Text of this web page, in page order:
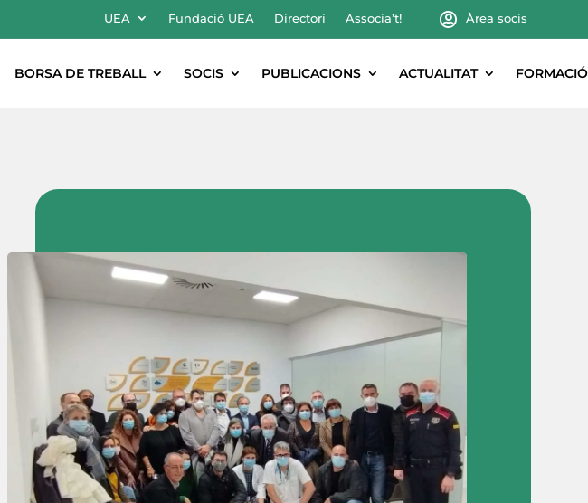
UEA Fundació UEA Directori Associa’t! Àrea socis
BORSA DE TREBALL SOCIS PUBLICACIONS ACTUALITAT FORMACIÓ